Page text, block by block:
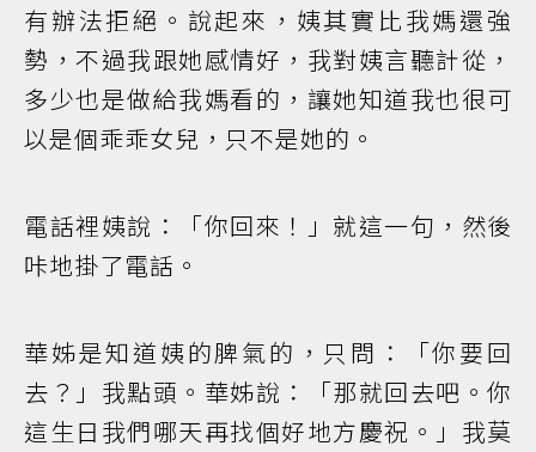
有辦法拒絕。說起來，姨其實比我媽還強
勢，不過我跟她感情好，我對姨言聽計從，
多少也是做給我媽看的，讓她知道我也很可
以是個乖乖女兒，只不是她的。
電話裡姨說：「你回來！」就這一句，然後
咔地掛了電話。
華姊是知道姨的脾氣的，只問：「你要回
去？」我點頭。華姊說：「那就回去吧。你
這生日我們哪天再找個好地方慶祝。」我莫